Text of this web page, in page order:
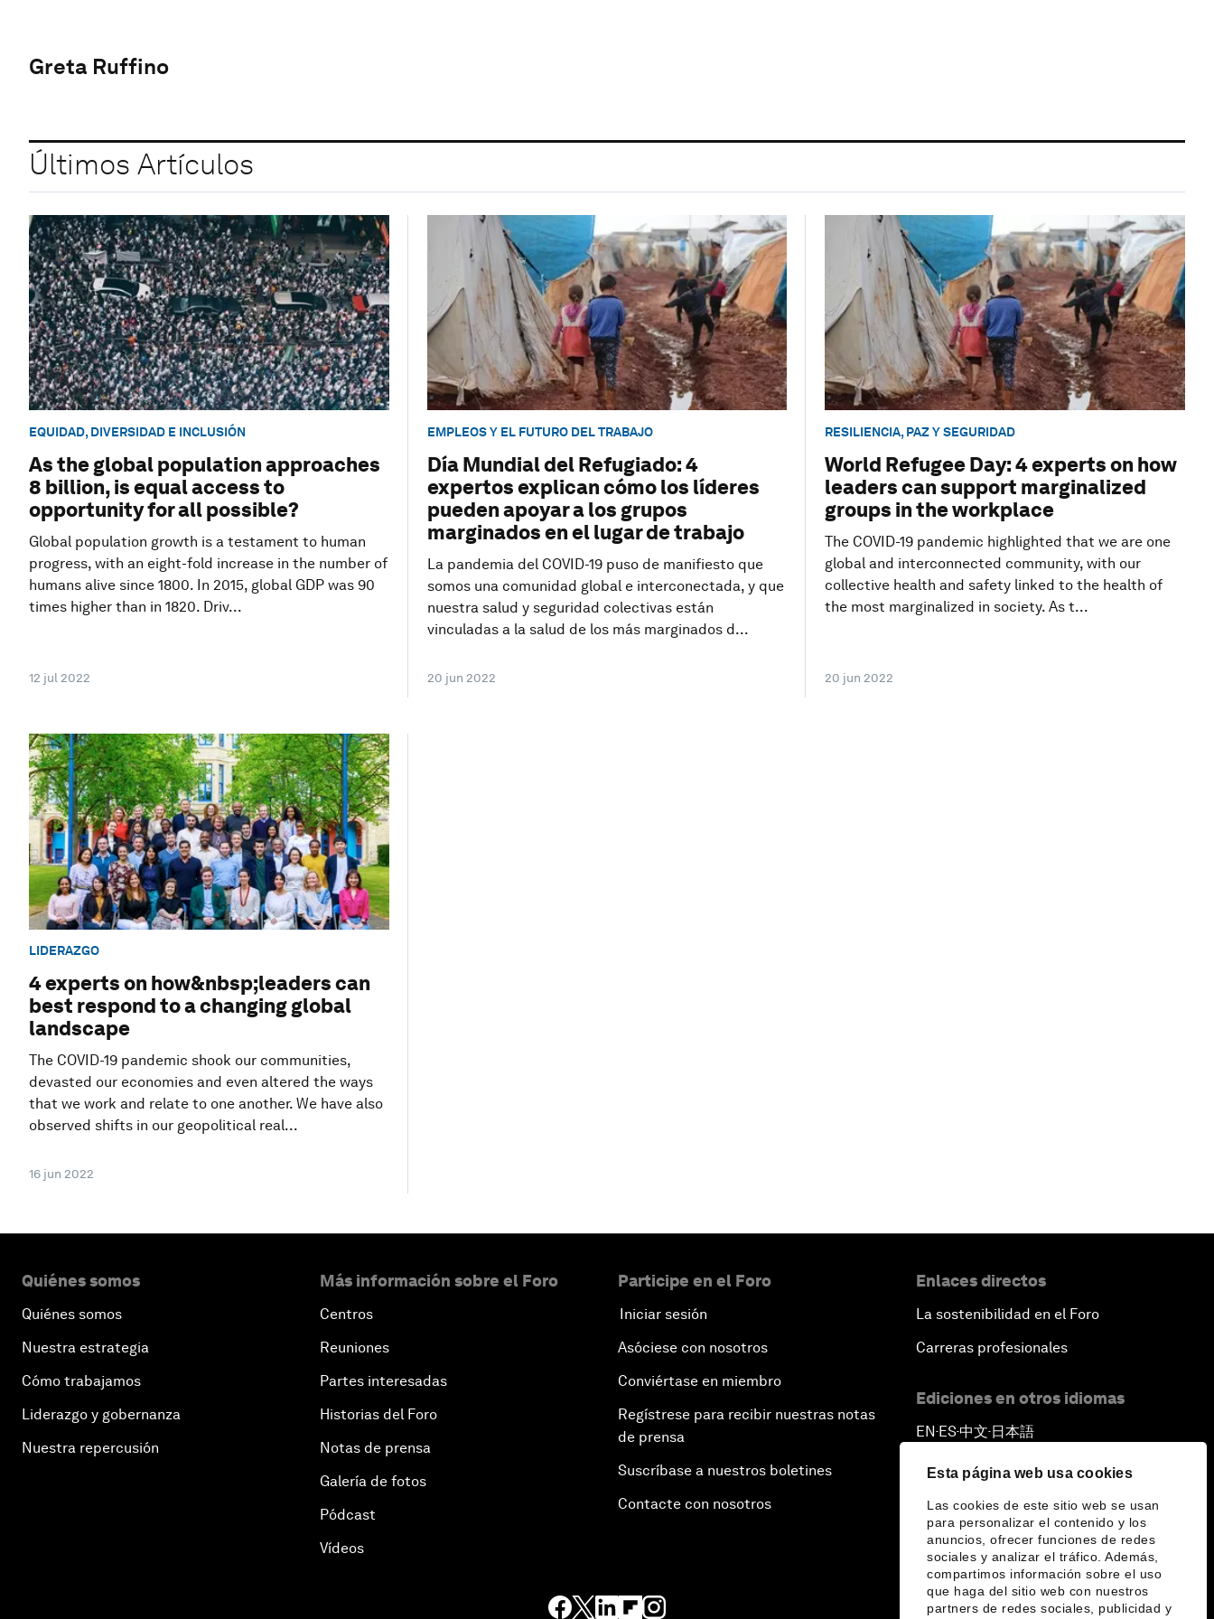
Esta página web usa cookies
Las cookies de este sitio web se usan
para personalizar el contenido y los
anuncios, ofrecer funciones de redes
sociales y analizar el tráfico. Además,
compartimos información sobre el uso
que haga del sitio web con nuestros
partners de redes sociales, publicidad y
Greta Ruffino
Últimos Artículos
EQUIDAD, DIVERSIDAD E INCLUSIÓN
As the global population approaches
8 billion, is equal access to
opportunity for all possible?
Global population growth is a testament to human
progress, with an eight-fold increase in the number of
humans alive since 1800. In 2015, global GDP was 90
times higher than in 1820. Driv...
12 jul 2022
EMPLEOS Y EL FUTURO DEL TRABAJO
Día Mundial del Refugiado: 4
expertos explican cómo los líderes
pueden apoyar a los grupos
marginados en el lugar de trabajo
La pandemia del COVID-19 puso de manifiesto que
somos una comunidad global e interconectada, y que
nuestra salud y seguridad colectivas están
vinculadas a la salud de los más marginados d...
20 jun 2022
RESILIENCIA, PAZ Y SEGURIDAD
World Refugee Day: 4 experts on how
leaders can support marginalized
groups in the workplace
The COVID-19 pandemic highlighted that we are one
global and interconnected community, with our
collective health and safety linked to the health of
the most marginalized in society. As t...
20 jun 2022
LIDERAZGO
4 experts on how&nbsp;leaders can
best respond to a changing global
landscape
The COVID-19 pandemic shook our communities,
devasted our economies and even altered the ways
that we work and relate to one another. We have also
observed shifts in our geopolitical real...
16 jun 2022
Quiénes somos
Quiénes somos
Nuestra estrategia
Cómo trabajamos
Liderazgo y gobernanza
Nuestra repercusión
Más información sobre el Foro
Centros
Reuniones
Partes interesadas
Historias del Foro
Notas de prensa
Galería de fotos
Pódcast
Vídeos
Participe en el Foro
Iniciar sesión
Asóciese con nosotros
Conviértase en miembro
Regístrese para recibir nuestras notas
de prensa
Suscríbase a nuestros boletines
Contacte con nosotros
Enlaces directos
La sostenibilidad en el Foro
Carreras profesionales
Ediciones en otros idiomas
EN ▪ ES▪中文▪ 日本語